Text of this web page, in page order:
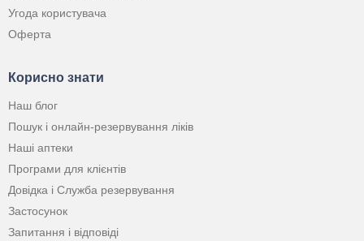
Угода користувача
Оферта
Корисно знати
Наш блог
Пошук і онлайн-резервування ліків
Наші аптеки
Програми для клієнтів
Довідка і Служба резервування
Застосунок
Запитання і відповіді